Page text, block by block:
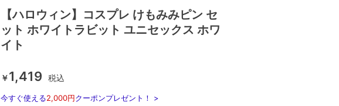
【ハロウィン】コスプレ けもみみピン セ
ット ホワイトラビット ユニセックス ホワ
イト
￥1,419 税込
今すぐ使える2,000円クーポンプレゼント！ >